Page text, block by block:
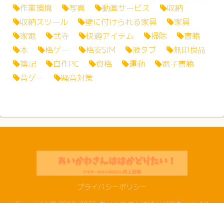
作業環境
写真 動画サービス
収納
収納スツール
壁に付けられる家具
家具
家電
弐寺 快適アイテム 掃除
書籍
本
格ゲー 格安SIM 液タブ
無印良品
簿記
自作PC 資格 運動
電子書籍
音ゲー
騒音対策
プライバシーポリシー